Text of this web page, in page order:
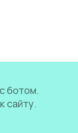
ботом.
сайту.